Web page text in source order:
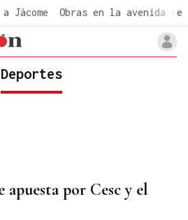
Jácome Obras en la avenida de
Deportes
por Cesc y el